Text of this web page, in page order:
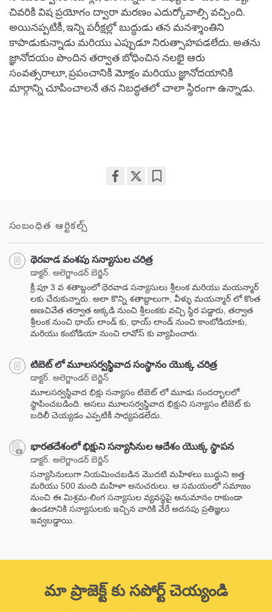
చివరికి విష ప్రయోగం ద్వారా మరణం ఎదుర్కోవాల్సి వచ్చింది.
అయినప్పటికీ, ఇన్ని పరీక్షల్లో బుద్ధుడు తన మనశ్శాంతిని
కాపాడుకున్నాడు మరియు ఎప్పుడూ నిరుత్సాహపడలేదు. అతను
జ్ఞానోదయం పొందిన తర్వాత బోధించిన నలభై ఆరు
సంవత్సరాలూ, ప్రపంచానికి మోక్షం మరియు జ్ఞానోదయానికి
మార్గాన్ని చూపించాలనే తన నిబద్ధతలో చాలా స్థిరంగా ఉన్నాడు.
సంబంధిత ఆర్టికల్స్
థెరవాడ వంశపు సన్యాసుల చరిత్ర
డాక్టర్. అలెగ్జాండర్ బెర్జిన్
క్రీ.పూ 3 వ శతాబ్దంలో థెరవాడ సన్యాసులు శ్రీలంక మరియు మయన్మార్
లకు చేరుకున్నారు. అలా కొన్ని శతాబ్దాలుగా, వీళ్ళు మయన్మార్ లో కొంత
అణచివేత తర్వాత అక్కడి నుంచి శ్రీలంకకు వచ్చి స్థిర పడ్డారు, తర్వాత
శ్రీలంక నుంచి థాయ్ లాండ్ కు, థాయ్ లాండ్ నుంచి కాంబోడియాకు,
మరియు కంబోడియా నుంచి లావోస్ కు వ్యాపించారు.
టిబెట్ లో మూలసర్వస్థివాద సంస్థానం యొక్క చరిత్ర
డాక్టర్. అలెగ్జాండర్ బెర్జిన్
మూలసర్వస్థివాద భిక్షు సన్యాసం టిబెట్ లో మూడు సందర్భాలలో
స్థాపించబడింది. అసలు మూలసర్వస్థివాద భిక్షుని సన్యాసం టిబెట్ కు
బదిలీ చెయ్యడం ఎప్పటికీ సాధ్యపడలేదు.
భారతదేశంలో భిక్షుని సన్యాసినుల ఆదేశం యొక్క స్థాపన
డాక్టర్. అలెగ్జాండర్ బెర్జిన్
సన్యాసినులుగా నియమించబడిన మొదటి మహిళలు బుద్ధుని అత్త
మరియు 500 మంది మహిళా అనుచరులు. ఆ సమయంలో సమాజం
నుంచి ఈ మిశ్రమ-లింగ సన్యాసుల వ్యవస్థపై అనుమానం రాకుండా
ఉండటానికి సన్యాసులకు ఇచ్చిన వారికి వేరే అదనపు ప్రతిజ్ఞలు
ఇవ్వబడ్డాయి.
మా ప్రాజెక్ట్ కు సపోర్ట్ చెయ్యండి